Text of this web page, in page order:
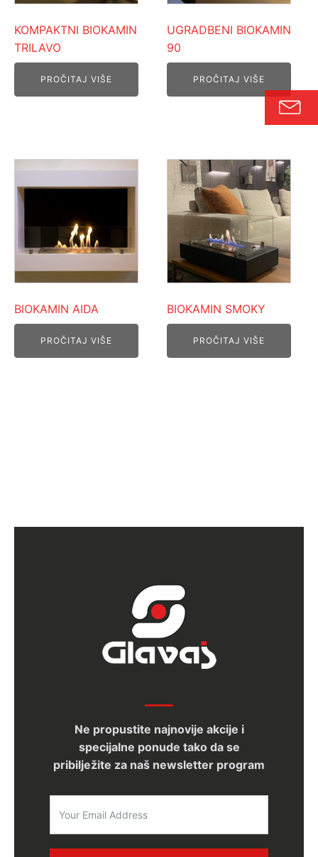
KOMPAKTNI BIOKAMIN
TRILAVO
PROČITAJ VIŠE
UGRADBENI BIOKAMIN
90
PROČITAJ VIŠE
BIOKAMIN AIDA
PROČITAJ VIŠE
BIOKAMIN SMOKY
PROČITAJ VIŠE
Ne propustite najnovije akcije i
specijalne ponude tako da se
pribilježite za naš newsletter program